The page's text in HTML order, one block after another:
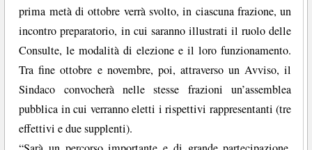
prima metà di ottobre verrà svolto, in ciascuna frazione, un
incontro preparatorio, in cui saranno illustrati il ruolo delle
Consulte, le modalità di elezione e il loro funzionamento.
Tra fine ottobre e novembre, poi, attraverso un Avviso, il
Sindaco convocherà nelle stesse frazioni un’assemblea
pubblica in cui verranno eletti i rispettivi rappresentanti (tre
effettivi e due supplenti).